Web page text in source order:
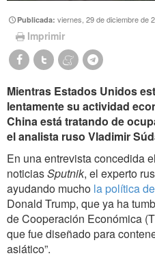
Publicada:viernes, 29 de diciembre de
Imprimir
Mientras Estados Unidos
lentamente su actividad
China está tratando de
el analista ruso Vladimir
En una entrevista concedida
noticiasSputnik, el experto
ayudando mucho la política
Donald Trump, que ya ha
de Cooperación Económica
que fue diseñado para
asiático”.